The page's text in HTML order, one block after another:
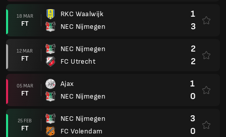
18 MAR
FT
RKC Waalwijk
NEC Nijmegen
1
3
12 MAR
FT
NEC Nijmegen
FC Utrecht
2
2
05 MAR
FT
Ajax
NEC Nijmegen
1
0
25 FEB
FT
NEC Nijmegen
FC Volendam
3
0